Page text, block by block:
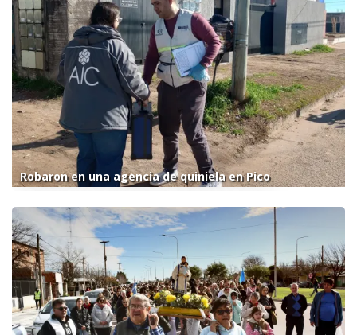
Robaron en una agencia de quiniela en Pico